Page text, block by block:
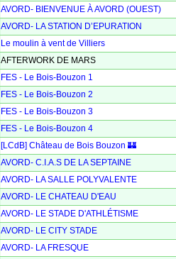
AVORD- BIENVENUE À AVORD (OUEST)
AVORD- LA STATION D’EPURATION
Le moulin à vent de Villiers
AFTERWORK DE MARS
FES - Le Bois-Bouzon 1
FES - Le Bois-Bouzon 2
FES - Le Bois-Bouzon 3
FES - Le Bois-Bouzon 4
[LCdB] Château de Bois Bouzon 🏰
AVORD- C.I.A.S DE LA SEPTAINE
AVORD- LA SALLE POLYVALENTE
AVORD- LE CHATEAU D'EAU
AVORD- LE STADE D'ATHLÉTISME
AVORD- LE CITY STADE
AVORD- LA FRESQUE